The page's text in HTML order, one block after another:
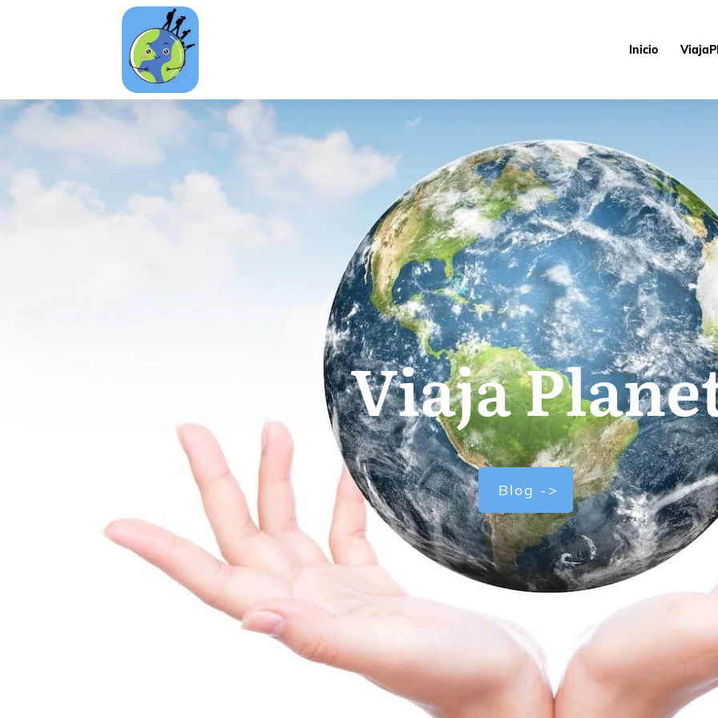
Inicio
Viaja
Blog ->